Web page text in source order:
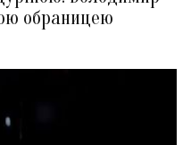
обраницею